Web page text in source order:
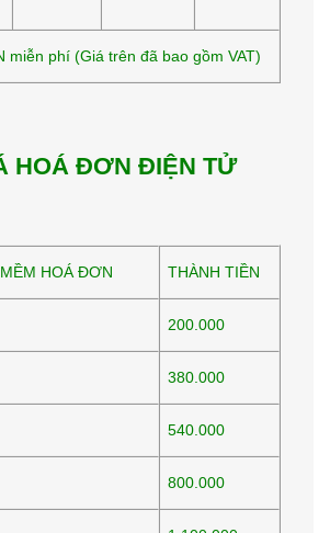
miễn phí (Giá trên đã bao gồm VAT)
HOÁ ĐƠN ĐIỆN TỬ
HOÁ ĐƠN THÀNH TIỀN
200.000
380.000
540.000
800.000